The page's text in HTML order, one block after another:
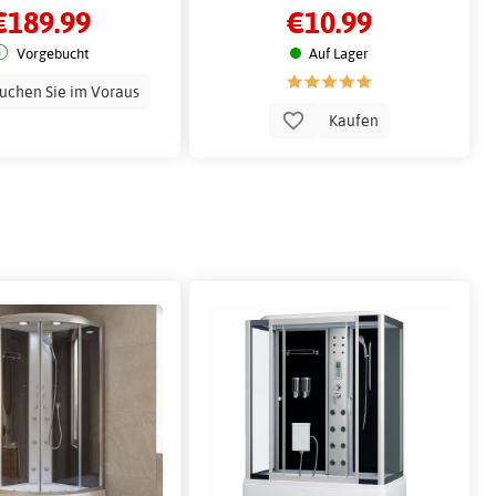
Vorgebucht
Sie im Voraus
€10.99
Auf Lager
Kaufen